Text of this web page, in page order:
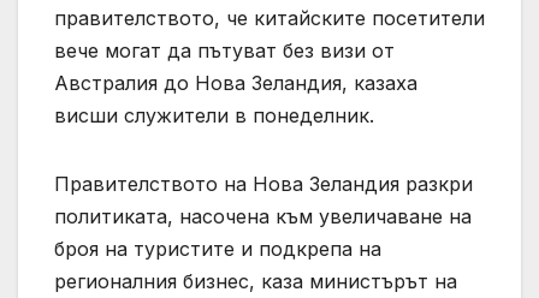
правителството, че китайските посетители
вече могат да пътуват без визи от
Австралия до Нова Зеландия, казаха
висши служители в понеделник.
Правителството на Нова Зеландия разкри
политиката, насочена към увеличаване на
броя на туристите и подкрепа на
регионалния бизнес, каза министърът на